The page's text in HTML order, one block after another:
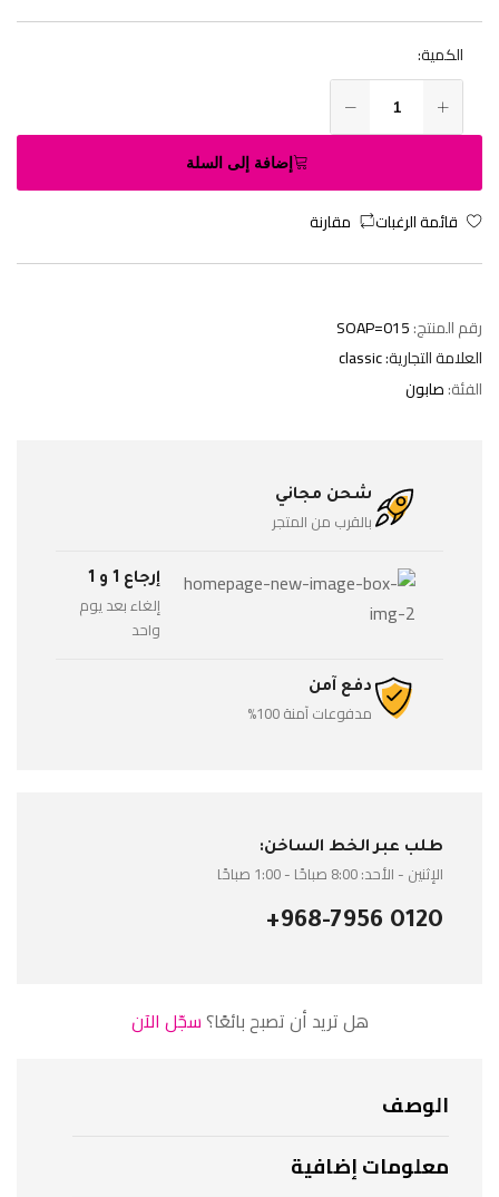
الكمية:
إضافة إلى السلة
قائمة الرغبات مقارنة
رقم المنتج:SOAP=015
العلامة التجارية:classic
الفئة:صابون
شحن مجاني
بالقرب من المتجر
إرجاع 1 و 1
إلغاء بعد يوم
واحد
دفع آمن
مدفوعات آمنة 100%
طلب عبر الخط الساخن:
الإثنين - الأحد: 8:00 صباحًا - 1:00 صباحًا
+968-7956 0120
هل تريد أن تصبح بائعًا؟سجّل الآن
الوصف
معلومات إضافية